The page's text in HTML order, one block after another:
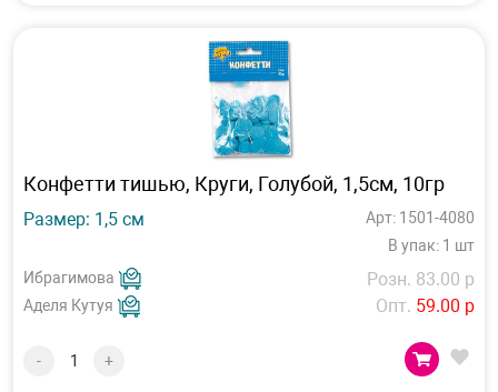
Конфетти тишью, Круги, Голубой, 1,5см, 10гр
Размер: 1,5 см
Арт: 1501-4080
В упак: 1 шт
Ибрагимова
Аделя Кутуя
Розн. 83.00 р
Опт. 59.00 р
- +